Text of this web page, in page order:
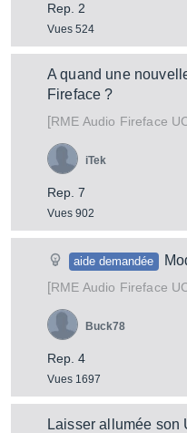
Rep. 2
Vues 524
A quand une
Fireface ?
[RME Audio Fireface
Rep. 7
Vues 902
iTek
aide demandée
[RME Audio Fireface
Rep. 4
Vues 1697
Buck78
Laisser allumée son